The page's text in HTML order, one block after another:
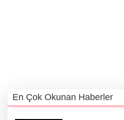
En Çok Okunan Haberler